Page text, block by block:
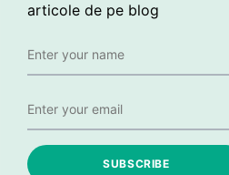
articole de pe blog
SUBSCRIBE